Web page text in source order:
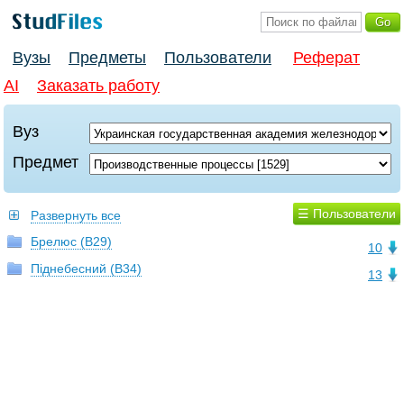
Вузы Предметы Пользователи
Реферат
AI
Заказать работу
Вуз
Предмет
☰ Пользователи
Развернуть все
10
Брелюс (В29)
13
Піднебесний (В34)